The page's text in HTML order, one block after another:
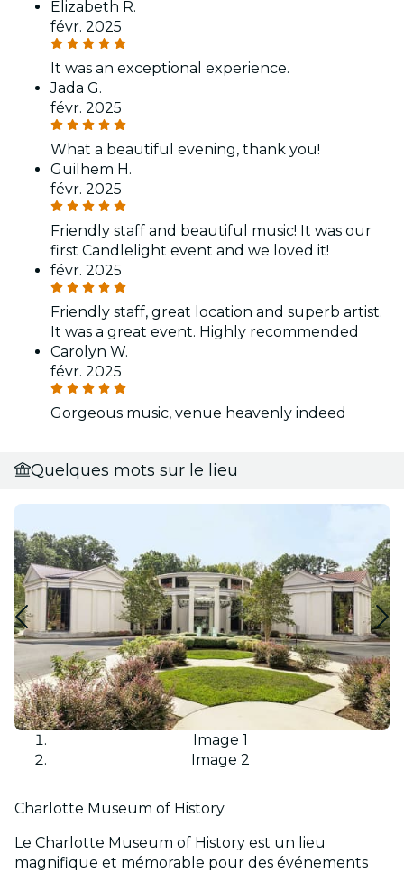
Elizabeth R.
févr. 2025
It was an exceptional experience.
Jada G.
févr. 2025
What a beautiful evening, thank you!
Guilhem H.
févr. 2025
Friendly staff and beautiful music! It was our
first Candlelight event and we loved it!
févr. 2025
Friendly staff, great location and superb artist.
It was a great event. Highly recommended
Carolyn W.
févr. 2025
Gorgeous music, venue heavenly indeed
Quelques mots sur le lieu
Image 1
Image 2
Charlotte Museum of History
Le Charlotte Museum of History est un lieu
magnifique et mémorable pour des événements